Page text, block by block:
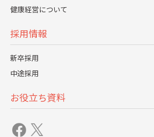
健康経営について
採用情報
新卒採用
中途採用
お役立ち資料
オンボーディン